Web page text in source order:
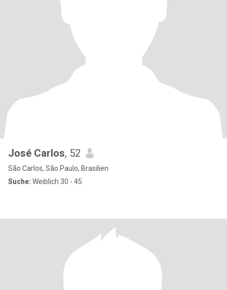
José Carlos, 52
São Carlos, São Paulo, Brasilien
Suche: Weiblich 30 - 45